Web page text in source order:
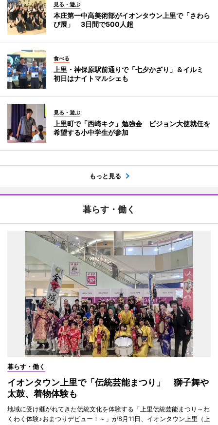
見る・遊ぶ
本庄第一中高美術部がイオンタウン上里で「さわら
び展」 3日間で500人超
食べる
上里・神保原駅前通りで「七夕かざり」＆イルミ
初日はナイトマルシェも
見る・遊ぶ
上里町で「西崎キク」勉強会 ビジョン大使就任を
希望する小中学生が参加
もっと見る
暮らす・働く
暮らす・働く
イオンタウン上里で「伝統芸能まつり」 獅子舞や
太鼓、着物体験も
地域に受け継がれてきた伝統文化を体験する「上里伝統芸能まつり～わ
くわく体験♪おまつりデビュー！～」が8月11日、イオンタウン上里（上